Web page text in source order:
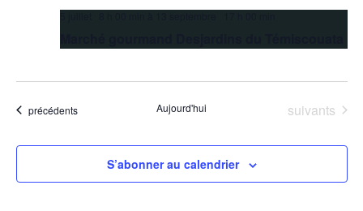
Évènements
précédents Aujourd'hui Évènements
suivants
S’abonner au calendrier